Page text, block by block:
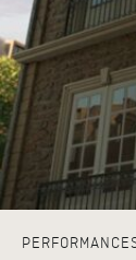
PAR MATÉRIAU
Portes
Portes
Portes
Portes
Portes